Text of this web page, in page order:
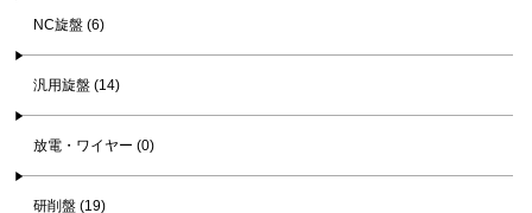
NC旋盤 (6)
汎用旋盤 (14)
放電・ワイヤー (0)
研削盤 (19)